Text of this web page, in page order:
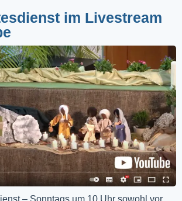
im Livestream
– Sonntags um 10 Uhr sowohl vor